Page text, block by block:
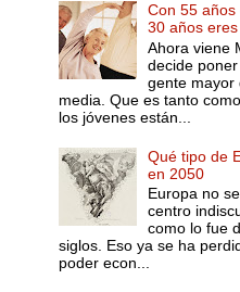
Con 55 años
30 años
Ahora viene
decide
gente mayor
media. Que es tanto
los jóvenes están...
Qué tipo de
en 2050
Europa no
centro
como lo fue
siglos. Eso ya se ha
poder econ...